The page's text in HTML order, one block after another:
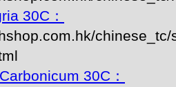
30C：
chinese_tc/
30C：